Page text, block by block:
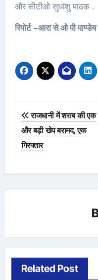
और सीटीओ सुधांशु पाठक .
रिपोर्ट -आरा से ओ पी पाण्डेय
Post
navigation
राजधानी में शराब की एक
और बड़ी खेप बरामद, एक
गिरफ्तार
Related Post